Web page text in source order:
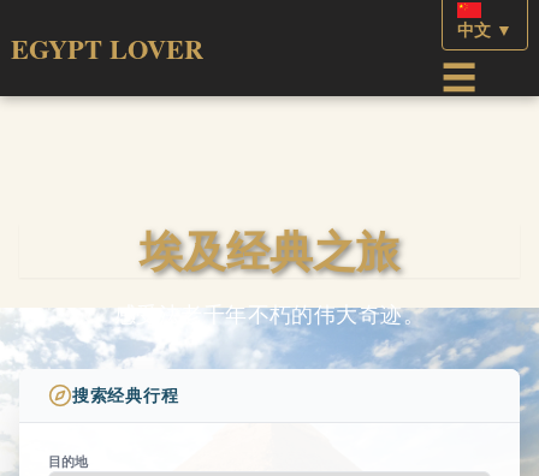
EGYPT LOVER 中文 ▼
☰
埃及经典之旅
感受法老千年不朽的伟大奇迹。
搜索经典行程
目的地